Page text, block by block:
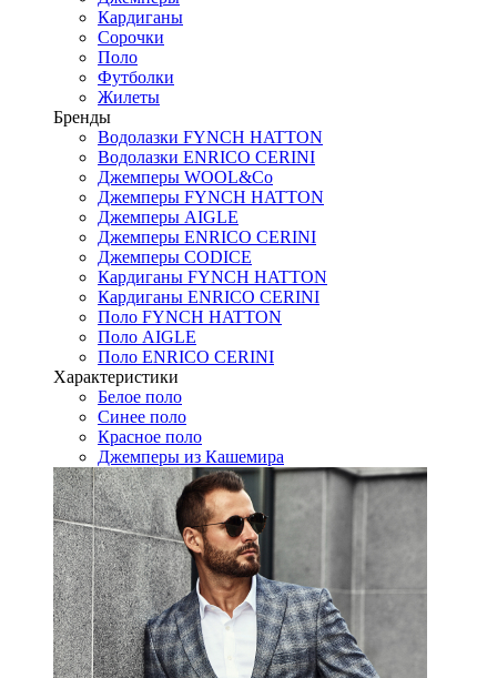
Кардиганы
Сорочки
Поло
Футболки
Жилеты
Бренды
Водолазки FYNCH HATTON
Водолазки ENRICO CERINI
Джемперы WOOL&Co
Джемперы FYNCH HATTON
Джемперы AIGLE
Джемперы ENRICO CERINI
Джемперы CODICE
Кардиганы FYNCH HATTON
Кардиганы ENRICO CERINI
Поло FYNCH HATTON
Поло AIGLE
Поло ENRICO CERINI
Характеристики
Белое поло
Синее поло
Красное поло
Джемперы из Кашемира